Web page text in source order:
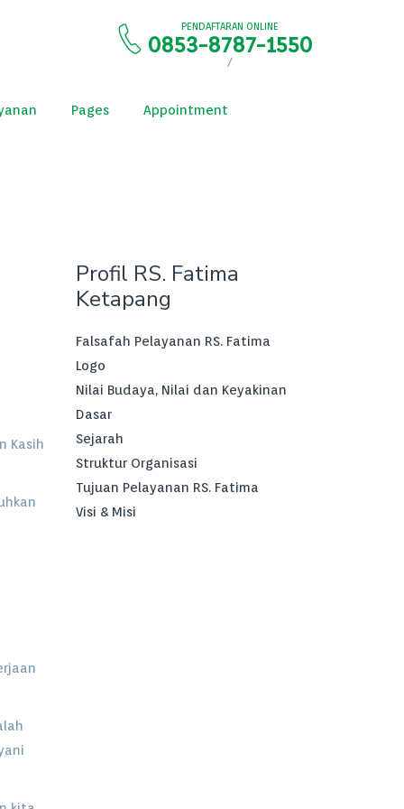
PENDAFTARAN ONLINE
0853-8787-1550
/
Pages Appointment
Kasih
Profil RS. Fatima
Ketapang
Falsafah Pelayanan RS. Fatima
Logo
Nilai Budaya, Nilai dan Keyakinan
Dasar
Sejarah
Struktur Organisasi
Tujuan Pelayanan RS. Fatima
Visi & Misi